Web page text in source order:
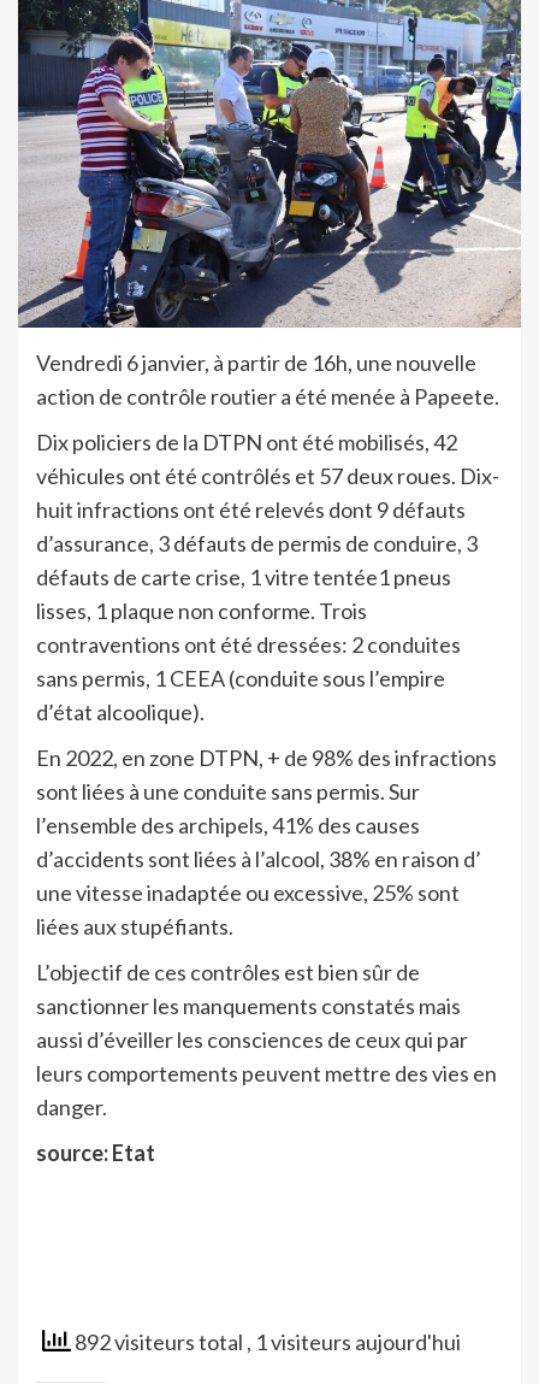
Vendredi 6 janvier, à partir de 16h, une nouvelle
action de contrôle routier a été menée à Papeete.
Dix policiers de la DTPN ont été mobilisés, 42
véhicules ont été contrôlés et 57 deux roues. Dix-
huit infractions ont été relevés dont 9 défauts
d’assurance, 3 défauts de permis de conduire, 3
défauts de carte crise, 1 vitre tentée1 pneus
lisses, 1 plaque non conforme. Trois
contraventions ont été dressées: 2 conduites
sans permis, 1 CEEA (conduite sous l’empire
d’état alcoolique).
En 2022, en zone DTPN, + de 98% des infractions
sont liées à une conduite sans permis. Sur
l’ensemble des archipels, 41% des causes
d’accidents sont liées à l’alcool, 38% en raison d’
une vitesse inadaptée ou excessive, 25% sont
liées aux stupéfiants.
L’objectif de ces contrôles est bien sûr de
sanctionner les manquements constatés mais
aussi d’éveiller les consciences de ceux qui par
leurs comportements peuvent mettre des vies en
danger.
source: Etat
892 visiteurs total , 1 visiteurs aujourd'hui